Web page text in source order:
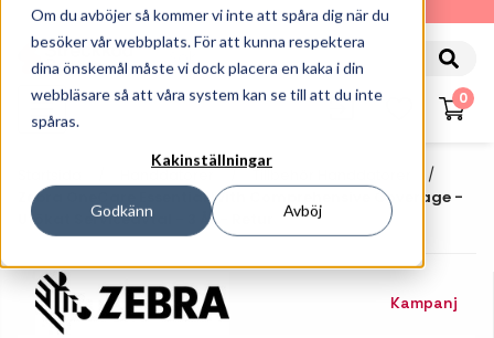
Om du avböjer så kommer vi inte att spåra dig när du
besöker vår webbplats. För att kunna respektera
dina önskemål måste vi dock placera en kaka i din
webbläsare så att våra system kan se till att du inte
spåras.
Kakinställningar
Godkänn Avböj
010-162 61 90
0
Handdatorer
Tillbehör Handdatorer
Zebra OneCare Essential With Comprehensive Coverage -
Utökat Serviceavtal - 3 År - Retur
Kampanj